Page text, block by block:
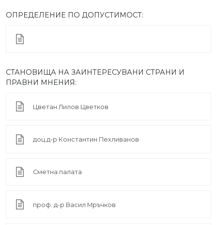
ОПРЕДЕЛЕНИЕ ПО ДОПУСТИМОСТ:
СТАНОВИЩА НА ЗАИНТЕРЕСУВАНИ СТРАНИ И
ПРАВНИ МНЕНИЯ:
Цветан Лилов Цветков
доц.д-р Константин Пехливанов
Сметна палата
проф. д-р Васил Мръчков